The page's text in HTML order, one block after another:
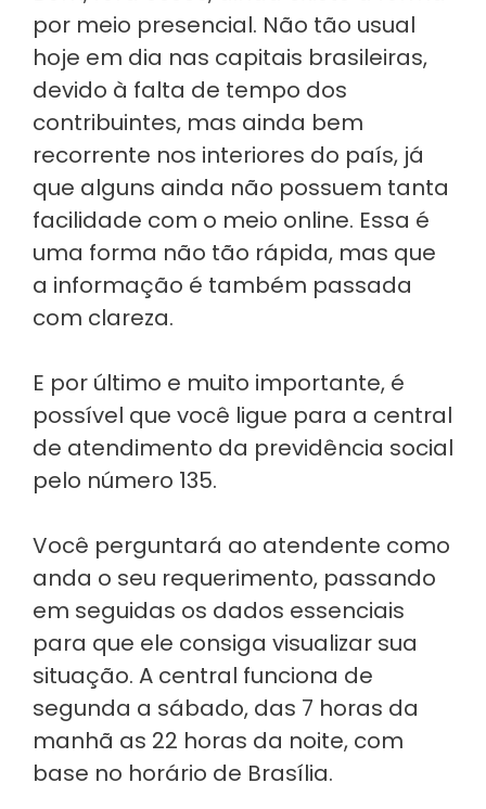
por meio presencial. Não tão usual
hoje em dia nas capitais brasileiras,
devido à falta de tempo dos
contribuintes, mas ainda bem
recorrente nos interiores do país, já
que alguns ainda não possuem tanta
facilidade com o meio online. Essa é
uma forma não tão rápida, mas que
a informação é também passada
com clareza.
E por último e muito importante, é
possível que você ligue para a central
de atendimento da previdência social
pelo número 135.
Você perguntará ao atendente como
anda o seu requerimento, passando
em seguidas os dados essenciais
para que ele consiga visualizar sua
situação. A central funciona de
segunda a sábado, das 7 horas da
manhã as 22 horas da noite, com
base no horário de Brasília.